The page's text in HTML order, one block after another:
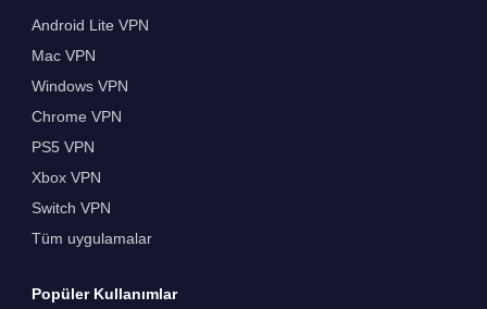
Android Lite VPN
Mac VPN
Windows VPN
Chrome VPN
PS5 VPN
Xbox VPN
Switch VPN
Tüm uygulamalar
Popüler Kullanımlar